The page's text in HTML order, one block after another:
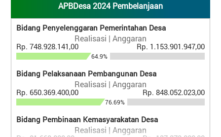
Lain-Lain Pendapatan Desa Yang Sah
Realisasi | Anggaran
Rp. 81.057.791,00 Rp. 214.270.907,00
37.83%
APBDesa 2024 Pembelanjaan
Bidang Penyelenggaran Pemerintahan Desa
Realisasi | Anggaran
Rp. 748.928.141,00 Rp. 1.153.901.947,00
Bidang Pelaksanaan Pembangunan Desa
Realisasi | Anggaran
Rp. 650.369.400,00 Rp. 848.052.023,00
Bidang Pembinaan Kemasyarakatan Desa
Realisasi | Anggaran